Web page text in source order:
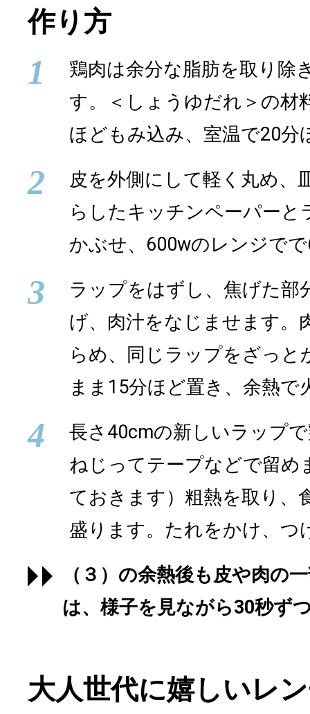
作り方
1
鶏肉は余分な脂肪を取り除
す。＜しょうゆだれ＞の材
ほどもみ込み、室温で20分
2
皮を外側にして軽く丸め、
らしたキッチンペーパー
かぶせ、600wのレンジで
3
ラップをはずし、焦げた部
げ、肉汁をなじませます。
らめ、同じラップをざっと
まま15分ほど置き、余熱で
4
長さ40cmの新しいラップ
ねじってテープなどで留め
ておきます）粗熱を取り、
盛ります。たれをかけ、つ
（３）の余熱後も皮や肉の
は、様子を見ながら30秒ず
大人世代に嬉しいレ